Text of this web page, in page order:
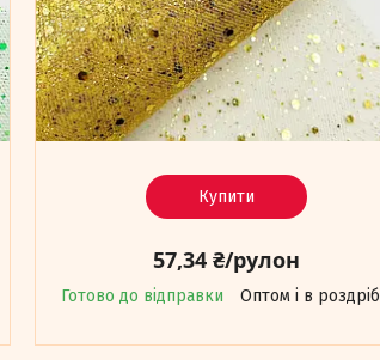
Купити
57,34 ₴/рулон
Готово до відправки Оптом і в роздріб